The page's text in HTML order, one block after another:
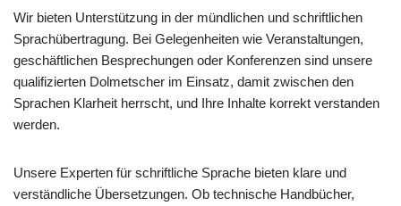
Wir bieten Unterstützung in der mündlichen und schriftlichen
Sprachübertragung. Bei Gelegenheiten wie Veranstaltungen,
geschäftlichen Besprechungen oder Konferenzen sind unsere
qualifizierten Dolmetscher im Einsatz, damit zwischen den
Sprachen Klarheit herrscht, und Ihre Inhalte korrekt verstanden
werden.
Unsere Experten für schriftliche Sprache bieten klare und
verständliche Übersetzungen. Ob technische Handbücher,